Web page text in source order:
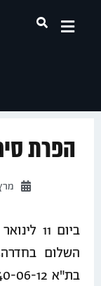
הפרת
מרץ 12,
השלום
בת"א 8140-06-12